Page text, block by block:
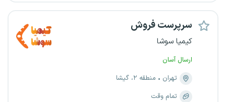
سرپرست فروش
کیمیا سوشا
ارسال آسان
تهران
منطقه ۲، گیشا
تمام وقت